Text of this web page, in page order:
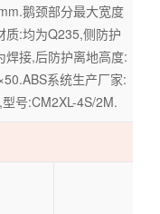
鹅颈部分最大宽度
质:均为Q235,侧防护
焊接,后防护离地高度:
系统生产厂家:
号:CM2XL-4S/2M.